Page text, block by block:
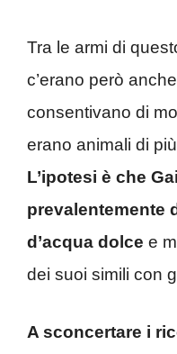
Tra le armi di
c’erano però
consentivano di
erano animali di
L’ipotesi è che
prevalentemente
d’acqua dolce e
dei suoi simili con
A sconcertare i